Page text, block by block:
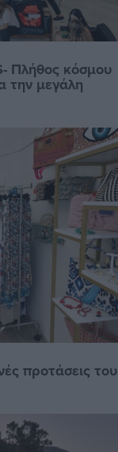
Πλήθος κόσμου
την μεγάλη
προτάσεις του